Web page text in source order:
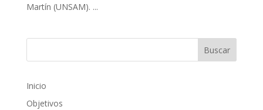
Martín (UNSAM). ...
Inicio
Objetivos